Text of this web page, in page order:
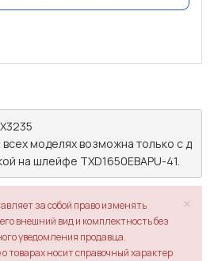
моделях возможна только с д
на шлейфе TXD1650EBAPU-41.
×
за собой право изменять
внешний вид и комплектность без
уведомления продавца.
товарах носит справочный характер